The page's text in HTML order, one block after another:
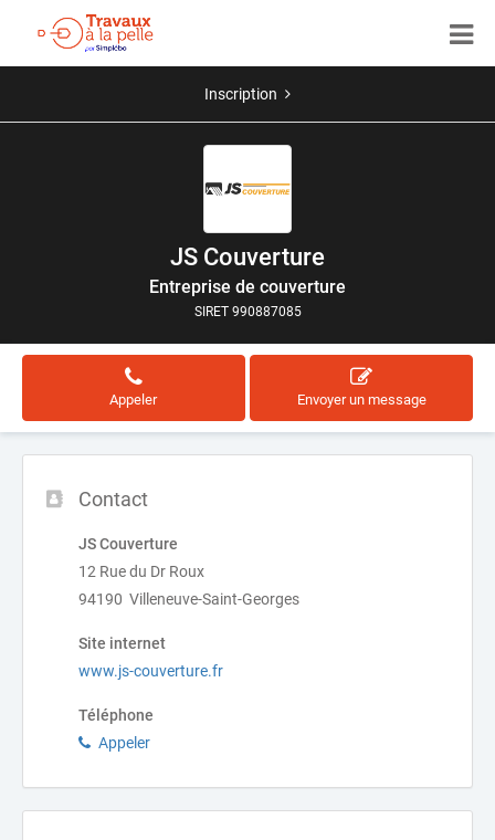
Inscription
JS Couverture
Entreprise de couverture
SIRET 990887085
Appeler Envoyer un message
Contact
JS Couverture
12 Rue du Dr Roux
94190 Villeneuve-Saint-Georges
Site internet
www.js-couverture.fr
Téléphone
Appeler